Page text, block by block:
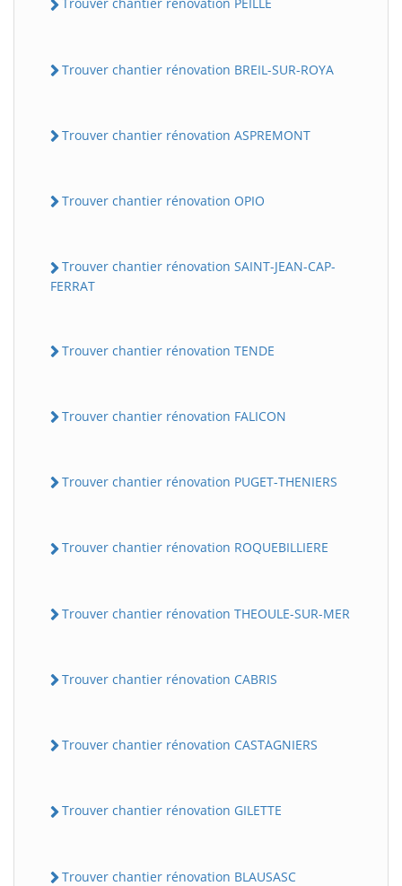
Trouver chantier rénovation BREIL-SUR-ROYA
Trouver chantier rénovation ASPREMONT
Trouver chantier rénovation OPIO
Trouver chantier rénovation SAINT-JEAN-CAP-
FERRAT
Trouver chantier rénovation TENDE
Trouver chantier rénovation FALICON
Trouver chantier rénovation PUGET-THENIERS
Trouver chantier rénovation ROQUEBILLIERE
Trouver chantier rénovation THEOULE-SUR-MER
Trouver chantier rénovation CABRIS
Trouver chantier rénovation CASTAGNIERS
Trouver chantier rénovation GILETTE
Trouver chantier rénovation BLAUSASC